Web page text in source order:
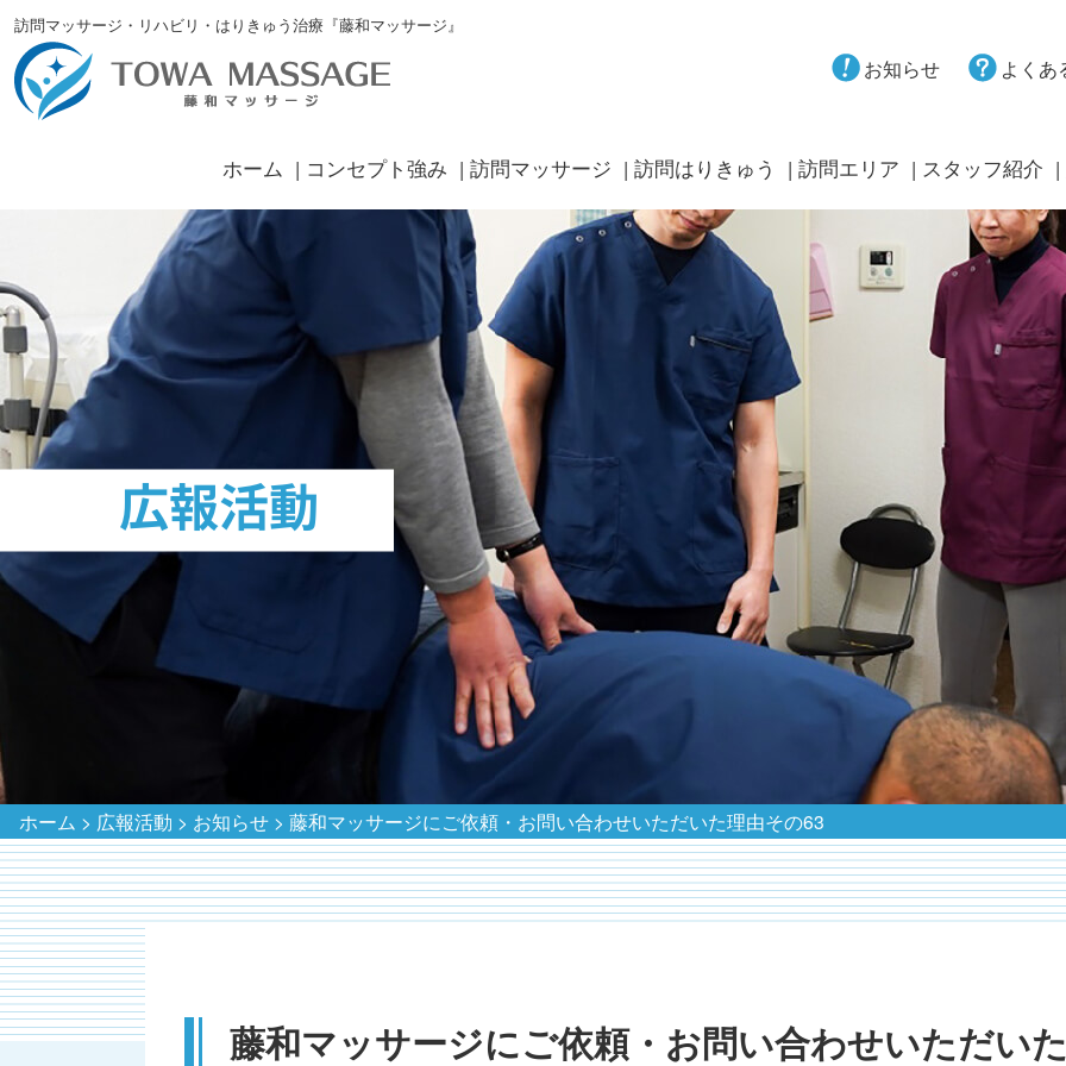
訪問マッサージ・リハビリ・はりきゅう治療『藤和マッサージ』
お知らせ よくあ
ホーム コンセプト強み 訪問マッサージ 訪問はりきゅう 訪問エリア スタッフ紹介
広報活動
ホーム > 広報活動 > お知らせ> 藤和マッサージにご依頼・お問い合わせいただいた理由その63
藤和マッサージにご依頼・お問い合わせいただい